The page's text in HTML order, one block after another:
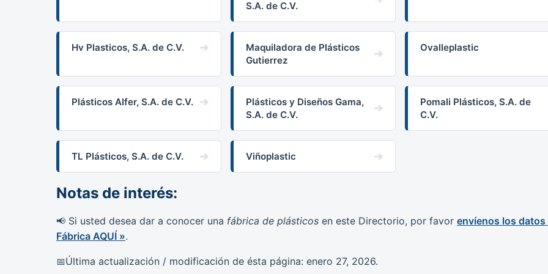
S.A. de C.V.
Hv Plasticos, S.A. de C.V.
Maquiladora de Plásticos
Gutierrez
Ovalleplastic
Plásticos Alfer, S.A. de C.V.
Plásticos y Diseños Gama,
S.A. de C.V.
Pomali Plásticos, S.A. de
C.V.
TL Plásticos, S.A. de C.V. Viñoplastic
Notas de interés:
📢 Si usted desea dar a conocer una fábrica de plásticos en este Directorio, por favor envíenos los datos
Fábrica AQUÍ ».
📅Última actualización / modificación de ésta página: enero 27, 2026.